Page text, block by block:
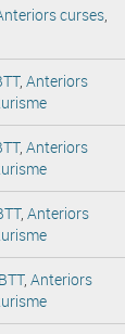
curses,
, Anteriors
, Anteriors
, Anteriors
, Anteriors